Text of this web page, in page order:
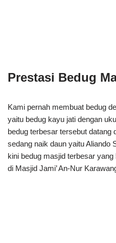
Prestasi Bedug
Kami pernah membuat bedug
yaitu bedug kayu jati dengan
bedug terbesar tersebut datang
sedang naik daun yaitu Aliando
kini bedug masjid terbesar
di Masjid Jami’ An-Nur